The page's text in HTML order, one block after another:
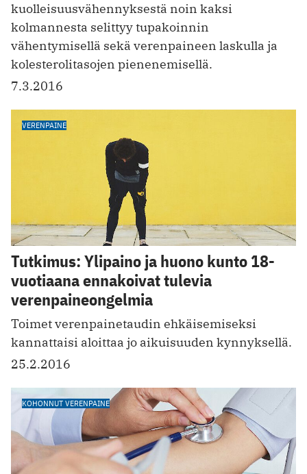
kuolleisuusvähennyksestä noin kaksi
kolmannesta selittyy tupakoinnin
vähentymisellä sekä verenpaineen laskulla ja
kolesterolitasojen pienenemisellä.
7.3.2016
VERENPAINE
Tutkimus: Ylipaino ja huono kunto 18-
vuotiaana ennakoivat tulevia
verenpaineongelmia
Toimet verenpainetaudin ehkäisemiseksi
kannattaisi aloittaa jo aikuisuuden kynnyksellä.
25.2.2016
KOHONNUT VERENPAINE